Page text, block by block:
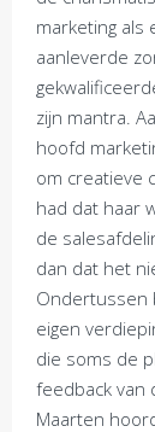
marketing als
aanleverde
zijn mantra.
hoofd
om creatieve
had dat haar
de
dan dat het
Ondertussen
eigen
die soms de
feedback van
Maarten